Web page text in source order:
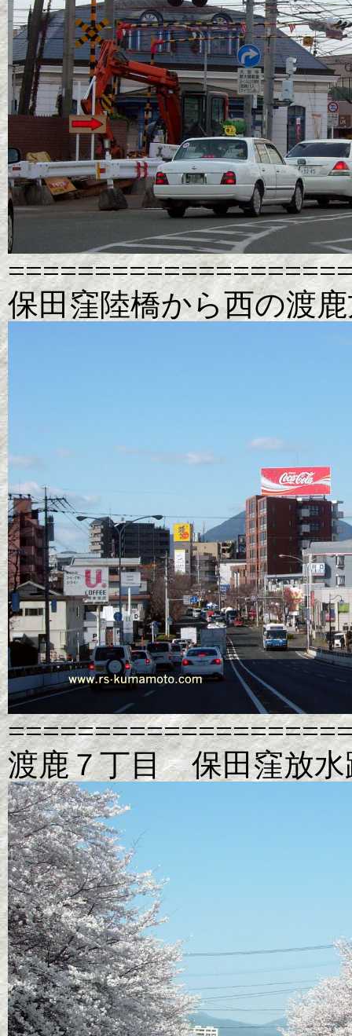
保田窪陸橋から西の渡
渡鹿７丁目 保田窪放